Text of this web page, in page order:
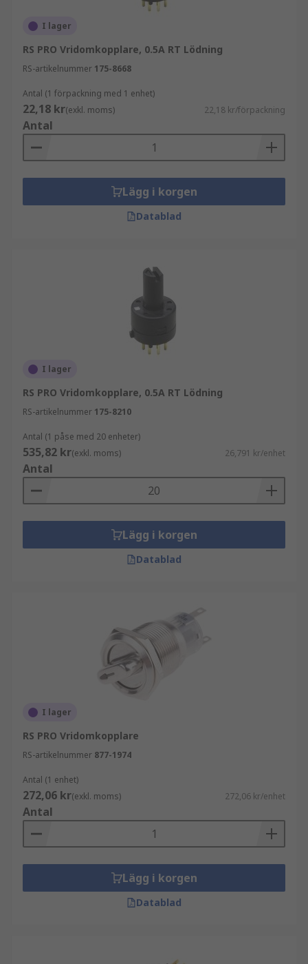
Rotationskamomkopplare
PCB-monterade rotationsomkopplare
Användningsområden
Fläktar med variabel hastighet
Dimmerbrytare
Kontrollpaneler i flygplan
att välja olika mätområden
Instrumentpaneler i bilar - för att välja
olika funktioner som luftkonditionering
eller justerbara fläktar
transportband
I lager
RS PRO Vridomkopplare, 0.5A RT Lödning
RS-artikelnummer 175-8668
Antal (1 förpackning med 1 enhet)
22,18 kr(exkl. moms) 22,18 kr/förpackning
Antal
Lägg i korgen
Datablad
I lager
RS PRO Vridomkopplare, 0.5A RT Lödning
RS-artikelnummer 175-8210
Antal (1 påse med 20 enheter)
535,82 kr(exkl. moms) 26,791 kr/enhet
Antal
Lägg i korgen
Datablad
I lager
RS PRO Vridomkopplare
RS-artikelnummer 877-1974
Antal (1 enhet)
272,06 kr(exkl. moms) 272,06 kr/enhet
Antal
Lägg i korgen
Datablad